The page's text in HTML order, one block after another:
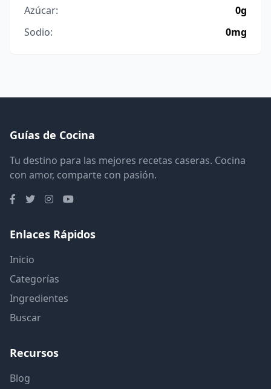
Azúcar:
0g
Sodio:
0mg
Guías de Cocina
Tu destino para las mejores recetas caseras. Cocina
con amor, comparte con pasión.
Enlaces Rápidos
Inicio
Categorías
Ingredientes
Buscar
Recursos
Blog